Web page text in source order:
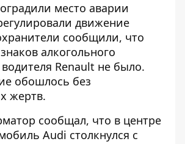
место аварии
движение
сообщили, что
алкогольного
Renault не было.
обошлось без
жертв.
сообщал, что в центре
Audi столкнулся с